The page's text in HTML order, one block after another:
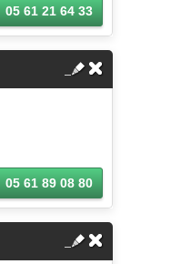
05 61 21 64 33
05 61 89 08 80